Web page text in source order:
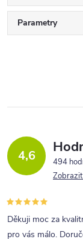
Parametry
4,6
494
Děkuji moc za
pro vás málo.